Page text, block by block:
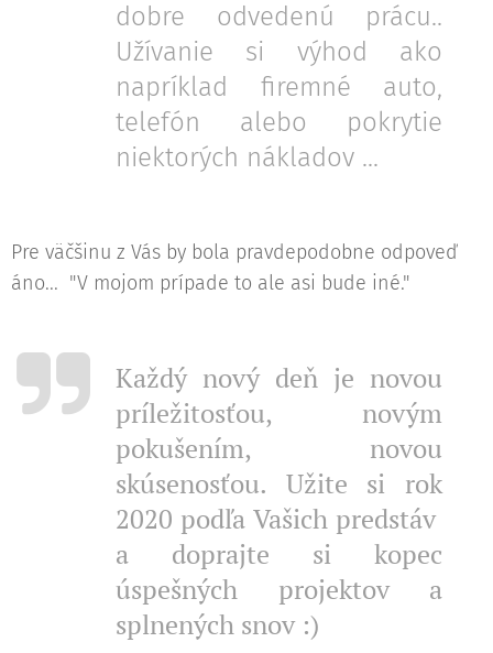
dobre odvedenú prácu..
Užívanie si výhod ako
napríklad firemné auto,
telefón alebo pokrytie
niektorých nákladov ...
Pre väčšinu z Vás by bola pravdepodobne odpoveď
áno... "V mojom prípade to ale asi bude iné."
Každý nový deň je novou
príležitosťou, novým
pokušením, novou
skúsenosťou. Užite si rok
2020 podľa Vašich predstáv
a doprajte si kopec
úspešných projektov a
splnených snov :)